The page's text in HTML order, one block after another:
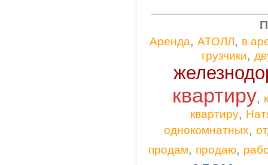
Аренда, АТОЛЛ, в
грузчики,
квартиру,
квартиру,
однокомнатных,
продам, продаю,